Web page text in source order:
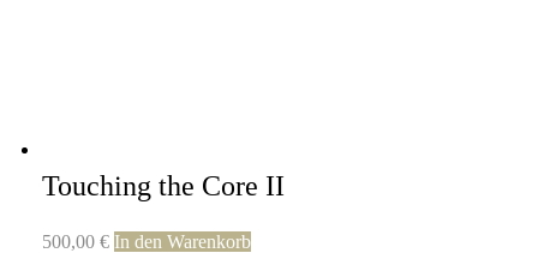
Touching the Core II
500,00 € In den Warenkorb